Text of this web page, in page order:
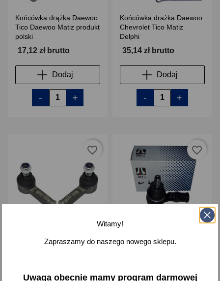
Końcówka drążka Daewoo
Tico Daewoo Matiz produkt
polski
17,12 zł brutto
Dodaj
- +
Końcówka drażka Daewoo
Chevrolet Tico Matiz
Delphi
35,14 zł brutto
Dodaj
- +
Końcówka drążka Daewoo
favorite_border
Końcówka drążka Daewoo
favorite_border
Witamy!
Zapraszamy do naszego nowego sklepu.
Uwaga obecnie mamy program darmowej